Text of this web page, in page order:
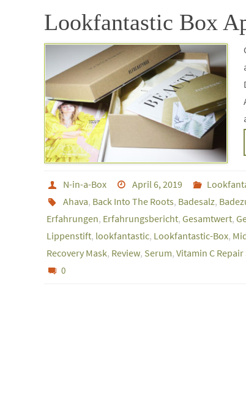
Lookfantastic Box
N-in-a-Box April 6, 2019
Ahava, Back Into The Roots, Badesalz,
Erfahrungen, Erfahrungsbericht, Gesamtwert,
Lippenstift, lookfantastic, Lookfantastic-Box,
Recovery Mask, Review, Serum, Vitamin C
0